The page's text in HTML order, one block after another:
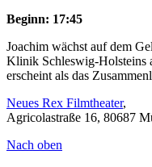
Beginn: 17:45
Joachim wächst auf dem
Klinik Schleswig-Holsteins
erscheint als das
Neues Rex Filmtheater,
Agricolastraße 16, 80687
Nach oben